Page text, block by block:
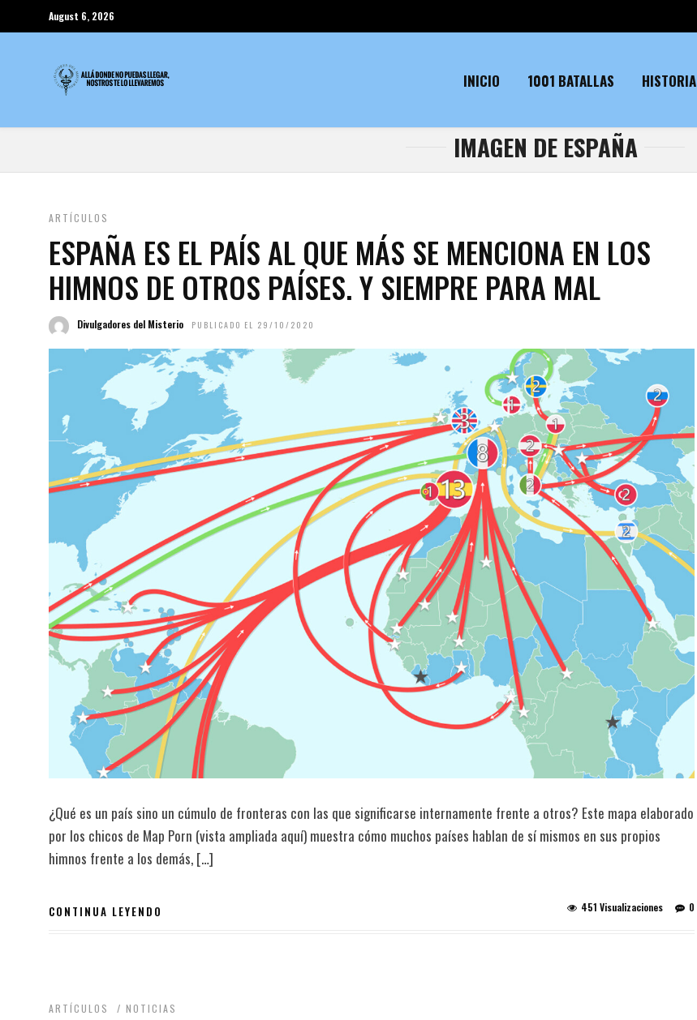
August 6, 2026
INICIO 1001 BATALLAS HISTORIA
IMAGEN DE ESPAÑA
ARTÍCULOS
ESPAÑA ES EL PAÍS AL QUE MÁS SE MENCIONA EN LOS
HIMNOS DE OTROS PAÍSES. Y SIEMPRE PARA MAL
Divulgadores del Misterio PUBLICADO EL 29/10/2020
¿Qué es un país sino un cúmulo de fronteras con las que significarse internamente frente a otros? Este mapa elaborado
por los chicos de Map Porn (vista ampliada aquí) muestra cómo muchos países hablan de sí mismos en sus propios
himnos frente a los demás, […]
CONTINUA LEYENDO 0
451 Visualizaciones
ARTÍCULOS / NOTICIAS